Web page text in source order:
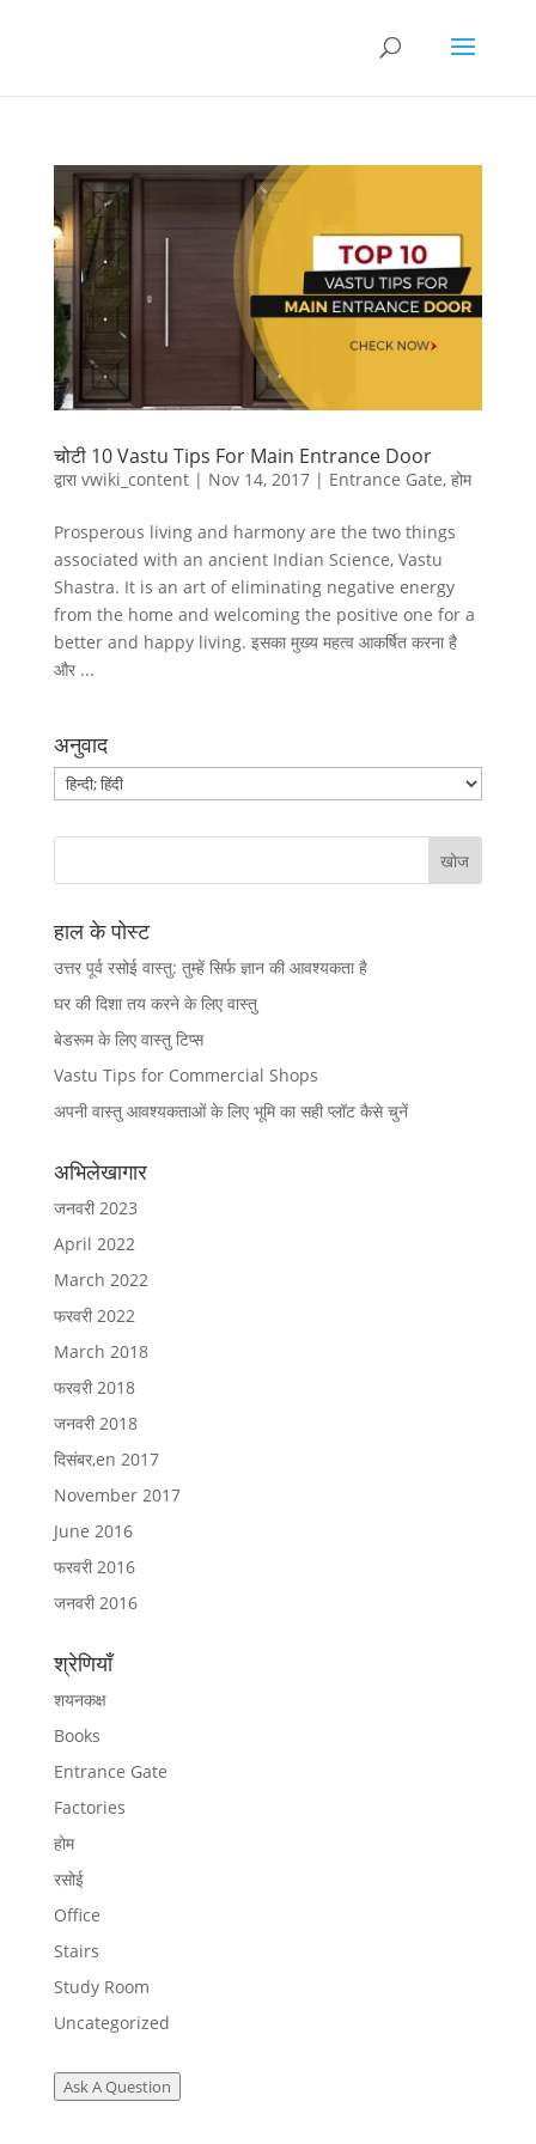
चोटी 10 Vastu Tips For Main Entrance Door
द्वाराvwiki_content| Nov 14, 2017| Entrance Gate, होम
Prosperous living and harmony are the two things
associated with an ancient Indian Science, Vastu
Shastra. It is an art of eliminating negative energy
from the home and welcoming the positive one for a
better and happy living. इसका मुख्य महत्व आकर्षित करना है
और ...
अनुवाद
हाल के पोस्ट
उत्तर पूर्व रसोई वास्तु: तुम्हें सिर्फ ज्ञान की आवश्यकता है
घर की दिशा तय करने के लिए वास्तु
बेडरूम के लिए वास्तु टिप्स
Vastu Tips for Commercial Shops
अपनी वास्तु आवश्यकताओं के लिए भूमि का सही प्लॉट कैसे चुनें
अभिलेखागार
जनवरी 2023
April 2022
March 2022
फरवरी 2022
March 2018
फरवरी 2018
जनवरी 2018
दिसंबर,en 2017
November 2017
June 2016
फरवरी 2016
जनवरी 2016
श्रेणियाँ
शयनकक्ष
Books
Entrance Gate
Factories
होम
रसोई
Office
Stairs
Study Room
Uncategorized
Ask A Question